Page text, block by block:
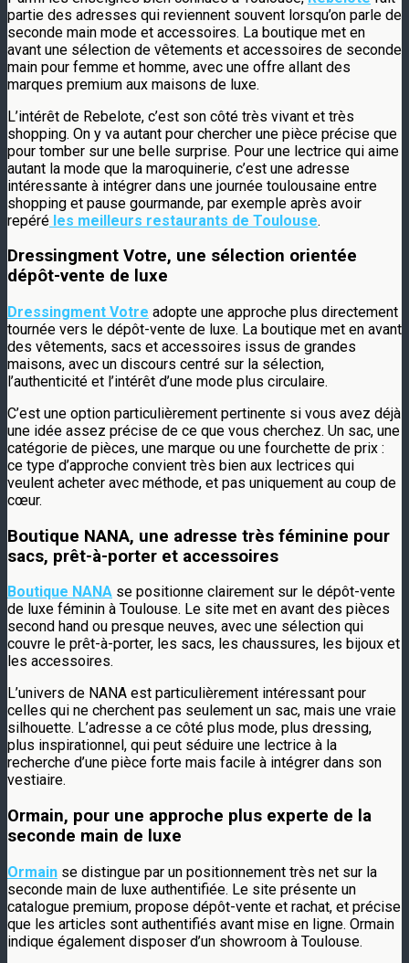
partie des adresses qui reviennent souvent lorsqu’on parle de
seconde main mode et accessoires. La boutique met en
avant une sélection de vêtements et accessoires de seconde
main pour femme et homme, avec une offre allant des
marques premium aux maisons de luxe.
L’intérêt de Rebelote, c’est son côté très vivant et très
shopping. On y va autant pour chercher une pièce précise que
pour tomber sur une belle surprise. Pour une lectrice qui aime
autant la mode que la maroquinerie, c’est une adresse
intéressante à intégrer dans une journée toulousaine entre
shopping et pause gourmande, par exemple après avoir
repéré les meilleurs restaurants de Toulouse.
Dressingment Votre, une sélection orientée
dépôt-vente de luxe
Dressingment Votre adopte une approche plus directement
tournée vers le dépôt-vente de luxe. La boutique met en avant
des vêtements, sacs et accessoires issus de grandes
maisons, avec un discours centré sur la sélection,
l’authenticité et l’intérêt d’une mode plus circulaire.
C’est une option particulièrement pertinente si vous avez déjà
une idée assez précise de ce que vous cherchez. Un sac, une
catégorie de pièces, une marque ou une fourchette de prix :
ce type d’approche convient très bien aux lectrices qui
veulent acheter avec méthode, et pas uniquement au coup de
cœur.
Boutique NANA, une adresse très féminine pour
sacs, prêt-à-porter et accessoires
Boutique NANA se positionne clairement sur le dépôt-vente
de luxe féminin à Toulouse. Le site met en avant des pièces
second hand ou presque neuves, avec une sélection qui
couvre le prêt-à-porter, les sacs, les chaussures, les bijoux et
les accessoires.
L’univers de NANA est particulièrement intéressant pour
celles qui ne cherchent pas seulement un sac, mais une vraie
silhouette. L’adresse a ce côté plus mode, plus dressing,
plus inspirationnel, qui peut séduire une lectrice à la
recherche d’une pièce forte mais facile à intégrer dans son
vestiaire.
Ormain, pour une approche plus experte de la
seconde main de luxe
Ormain se distingue par un positionnement très net sur la
seconde main de luxe authentifiée. Le site présente un
catalogue premium, propose dépôt-vente et rachat, et précise
que les articles sont authentifiés avant mise en ligne. Ormain
indique également disposer d’un showroom à Toulouse.